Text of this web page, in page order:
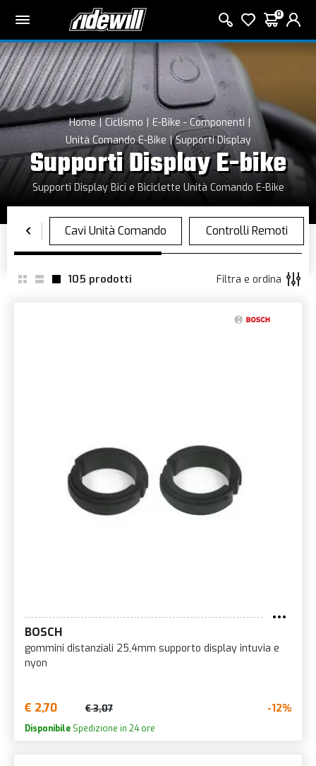
0
Home Ciclismo
E-Bike - Componenti
Unità Comando E-Bike
Supporti Display
Supporti Display E-bike
Supporti Display Bici e Biciclette Unità Comando E-Bike
105 prodotti Filtra e ordina
BOSCH
gommini distanziali 25,4mm supporto display intuvia e
nyon
€ 2,70 € 3,07 -12%
Disponibile Spedizione in 24 ore